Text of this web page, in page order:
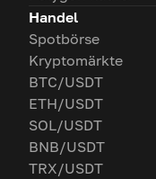
Handel
Spotbörse
Kryptomärkte
BTC/USDT
ETH/USDT
SOL/USDT
BNB/USDT
TRX/USDT